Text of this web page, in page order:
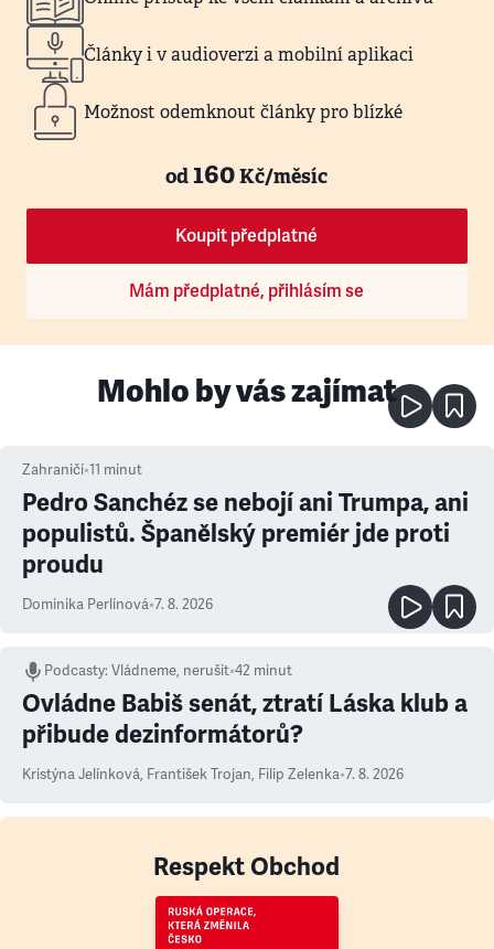
Články i v audioverzi a mobilní aplikaci
Možnost odemknout články pro blízké
od160Kč/měsíc
Koupit předplatné
Mám předplatné, přihlásím se
Mohlo by vás zajímat
Zahraničí•11 minut
Pedro Sanchéz se nebojí ani Trumpa, ani
populistů. Španělský premiér jde proti
proudu
Dominika Perlínová•7. 8. 2026
Podcasty:Vládneme, nerušit•42 minut
Ovládne Babiš senát, ztratí Láska klub a
přibude dezinformátorů?
Kristýna Jelínková, František Trojan, Filip Zelenka•7. 8. 2026
Respekt Obchod